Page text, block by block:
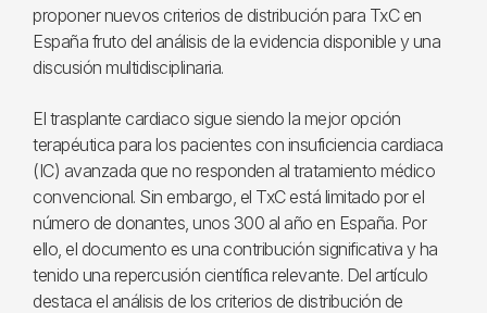
proponer nuevos criterios de distribución para TxC en
España fruto del análisis de la evidencia disponible y una
discusión multidisciplinaria.
El trasplante cardiaco sigue siendo la mejor opción
terapéutica para los pacientes con insuficiencia cardiaca
(IC) avanzada que no responden al tratamiento médico
convencional. Sin embargo, el TxC está limitado por el
número de donantes, unos 300 al año en España. Por
ello, el documento es una contribución significativa y ha
tenido una repercusión científica relevante. Del artículo
destaca el análisis de los criterios de distribución de